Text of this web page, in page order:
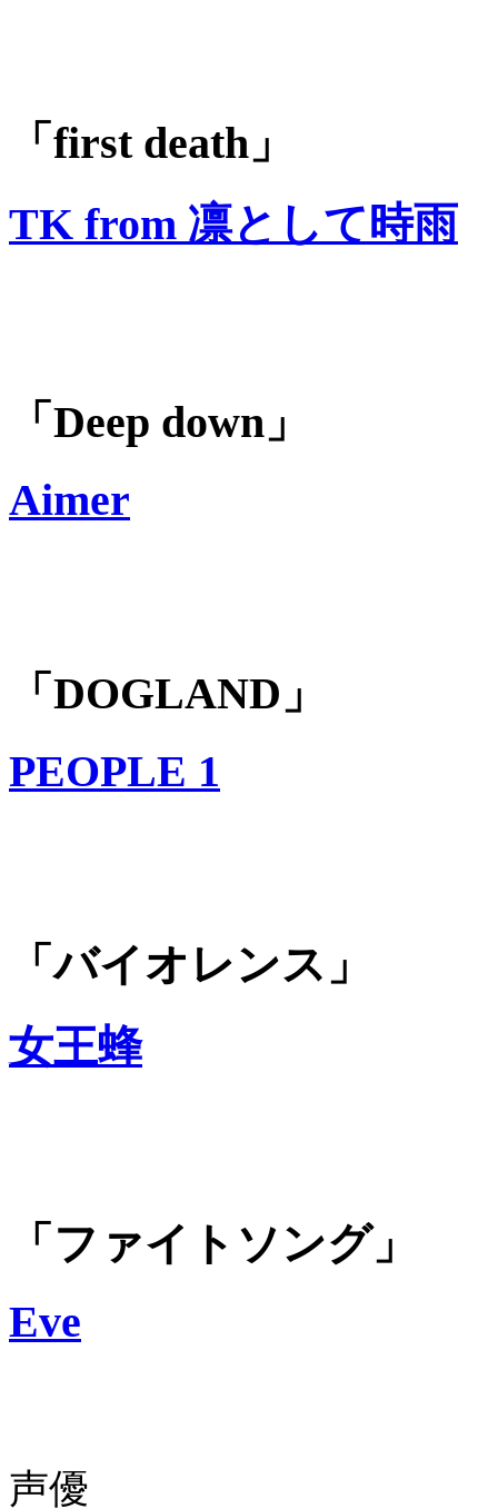
「first death」
TK from 凛として時雨
「Deep down」
Aimer
「DOGLAND」
PEOPLE 1
「バイオレンス」
女王蜂
「ファイトソング」
Eve
声優